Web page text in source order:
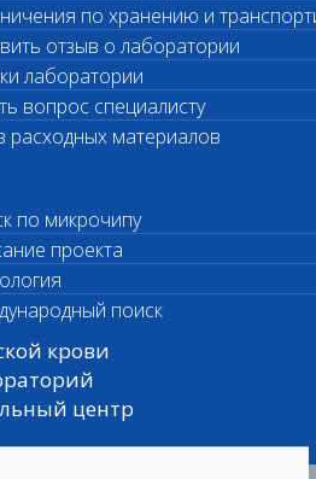
по хранению и
отзыв о лаборатории
лаборатории
вопрос специалисту
расходных материалов
по микрочипу
проекта
поиск
крови
центр
исследования
исследования